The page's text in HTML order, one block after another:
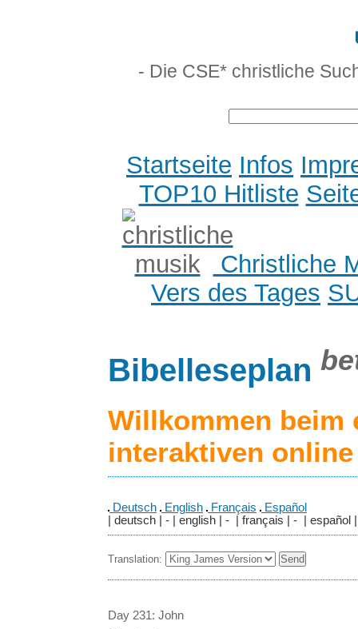
- Die CSE* christliche
Startseite Infos
TOP10 Hitliste
Christliche
Vers des Tages
Bibelleseplan
Willkommen beim
interaktiven
Deutsch English Français
Español
| deutsch | - | english | - | français | - | español |
Translation:
Day 231: John